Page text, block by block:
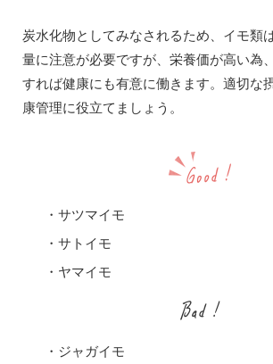
炭水化物としてみなされるため、イモ類
量に注意が必要ですが、栄養価が高い為
すれば健康にも有意に働きます。適切な
康管理に役立てましょう。
・サツマイモ
・サトイモ
・ヤマイモ
・ジャガイモ